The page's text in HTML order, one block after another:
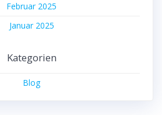
Februar 2025
Januar 2025
Kategorien
Blog